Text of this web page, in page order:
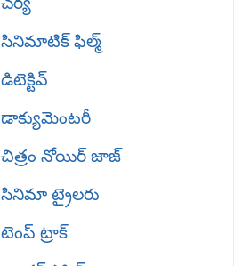
సినిమాటిక్ ఫిల్మ్
డిటెక్టివ్
డాక్యుమెంటరీ
చిత్రం నోయిర్ జాజ్
సినిమా ట్రైలరు
టెంప్ ట్రాక్